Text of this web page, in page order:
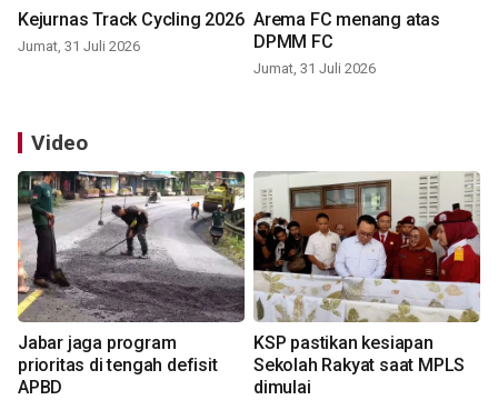
Kejurnas Track Cycling 2026
Jumat, 31 Juli 2026
Arema FC menang atas
DPMM FC
Jumat, 31 Juli 2026
Video
Jabar jaga program
prioritas di tengah defisit
APBD
KSP pastikan kesiapan
Sekolah Rakyat saat MPLS
dimulai